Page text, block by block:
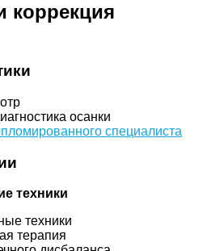
коррекция
осанки
специалиста
техники
техники
терапия